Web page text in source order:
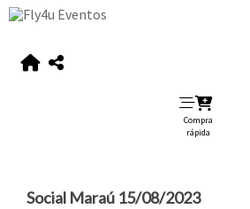
Compra
rápida
Social Maraú 15/08/2023